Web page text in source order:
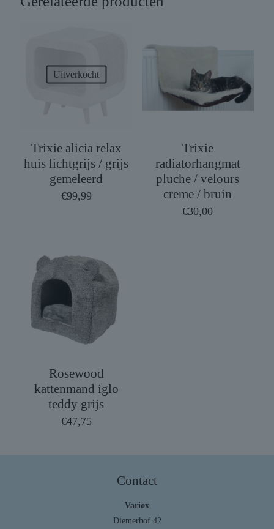
Uitverkocht
Trixie alicia relax
huis lichtgrijs / grijs
gemeleerd
€99,99
Trixie
radiatorhangmat
pluche / velours
creme / bruin
€30,00
Rosewood
kattenmand iglo
teddy grijs
€47,75
Contact
Variox
Diemerhof 42